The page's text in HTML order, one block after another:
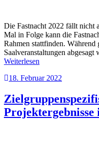
Die Fastnacht 2022 fällt nicht
Mal in Folge kann die
Rahmen stattfinden. Während
Saalveranstaltungen
Weiterlesen
18. Februar 2022
Projektergebnisse